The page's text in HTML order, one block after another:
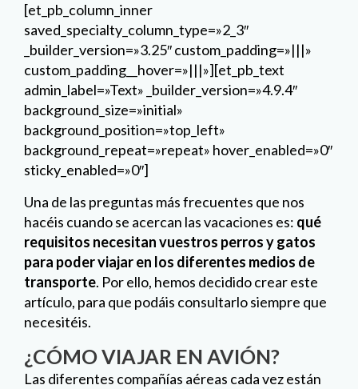
[et_pb_column_inner
saved_specialty_column_type=»2_3″
_builder_version=»3.25″ custom_padding=»|||»
custom_padding__hover=»|||»][et_pb_text
admin_label=»Text» _builder_version=»4.9.4″
background_size=»initial»
background_position=»top_left»
background_repeat=»repeat» hover_enabled=»0″
sticky_enabled=»0″]
Una de las preguntas más frecuentes que nos
hacéis cuando se acercan las vacaciones es: qué
requisitos necesitan vuestros perros y gatos
para poder viajar en los diferentes medios de
transporte. Por ello, hemos decidido crear este
artículo, para que podáis consultarlo siempre que
necesitéis.
¿CÓMO VIAJAR EN AVIÓN?
Las diferentes compañías aéreas cada vez están